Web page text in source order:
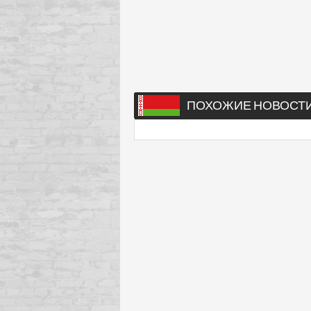
ПОХОЖИЕ